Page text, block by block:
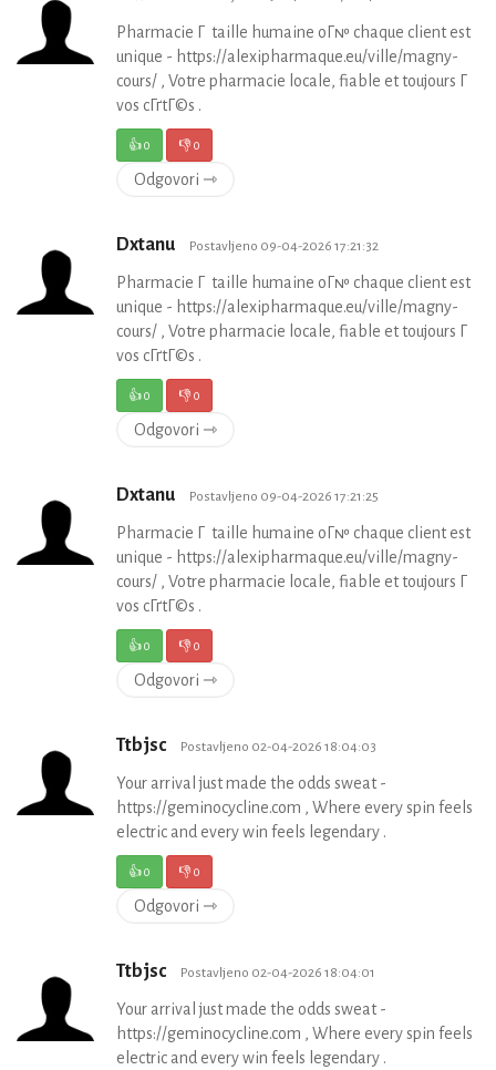
Pharmacie Г taille humaine oГ№ chaque client est
unique - https://alexipharmaque.eu/ville/magny-
cours/ , Votre pharmacie locale, fiable et toujours Г
vos cГґtГ©s .
👍0 👎0
Odgovori ⇾
Dxtanu Postavljeno 09-04-2026 17:21:32
Pharmacie Г taille humaine oГ№ chaque client est
unique - https://alexipharmaque.eu/ville/magny-
cours/ , Votre pharmacie locale, fiable et toujours Г
vos cГґtГ©s .
👍0 👎0
Odgovori ⇾
Dxtanu Postavljeno 09-04-2026 17:21:25
Pharmacie Г taille humaine oГ№ chaque client est
unique - https://alexipharmaque.eu/ville/magny-
cours/ , Votre pharmacie locale, fiable et toujours Г
vos cГґtГ©s .
👍0 👎0
Odgovori ⇾
Ttbjsc Postavljeno 02-04-2026 18:04:03
Your arrival just made the odds sweat -
https://geminocycline.com , Where every spin feels
electric and every win feels legendary .
👍0 👎0
Odgovori ⇾
Ttbjsc Postavljeno 02-04-2026 18:04:01
Your arrival just made the odds sweat -
https://geminocycline.com , Where every spin feels
electric and every win feels legendary .